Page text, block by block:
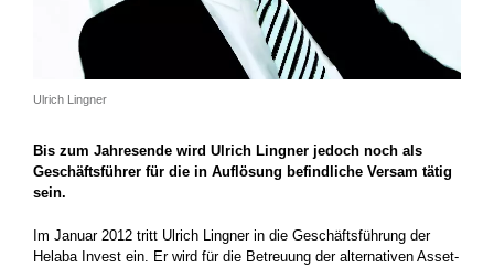
Ulrich Lingner
Bis zum Jahresende wird Ulrich Lingner jedoch noch als
Geschäftsführer für die in Auflösung befindliche Versam tätig
sein.
Im Januar 2012 tritt Ulrich Lingner in die Geschäftsführung der
Helaba Invest ein. Er wird für die Betreuung der alternativen Asset-